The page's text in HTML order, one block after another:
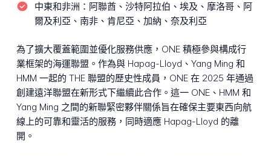
中東和非洲： 阿聯酋、沙特阿拉伯、埃及、摩洛哥、阿
爾及利亞、南非、肯尼亞、加納、奈及利亞
為了擴大覆蓋範圍並優化服務供應，ONE 積極參與構成行
業框架的海運聯盟。作為與 Hapag-Lloyd、Yang Ming 和
HMM 一起的 THE 聯盟的歷史性成員，ONE 在 2025 年通過
創建遠洋聯盟在新形式下繼續此合作。這一 ONE、HMM 和
Yang Ming 之間的新聯緊密夥伴關係旨在確保主要東西向航
線上的可靠和靈活的服務，同時適應 Hapag-Lloyd 的離
開。